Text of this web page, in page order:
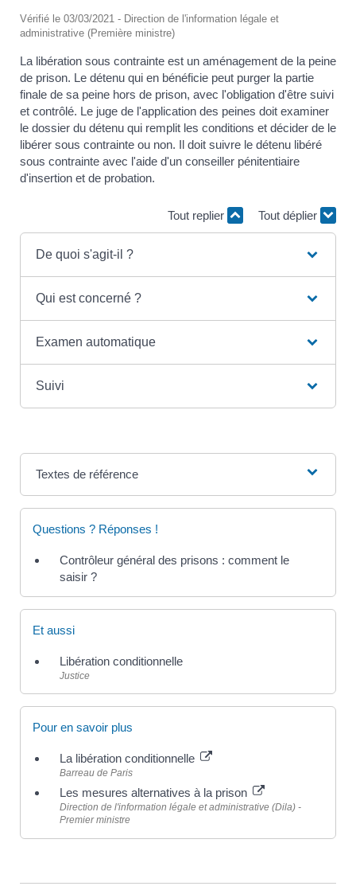
Vérifié le 03/03/2021 - Direction de l'information légale et
administrative (Première ministre)
La libération sous contrainte est un aménagement de la peine
de prison. Le détenu qui en bénéficie peut purger la partie
finale de sa peine hors de prison, avec l'obligation d'être suivi
et contrôlé. Le juge de l'application des peines doit examiner
le dossier du détenu qui remplit les conditions et décider de le
libérer sous contrainte ou non. Il doit suivre le détenu libéré
sous contrainte avec l'aide d'un conseiller pénitentiaire
d'insertion et de probation.
Tout replier Tout déplier
De quoi s'agit-il ?
Qui est concerné ?
Examen automatique
Suivi
Textes de référence
Questions ? Réponses !
Contrôleur général des prisons : comment le
saisir ?
Et aussi
Libération conditionnelle
Justice
Pour en savoir plus
La libération conditionnelle
Barreau de Paris
Les mesures alternatives à la prison
Direction de l'information légale et administrative (Dila) -
Premier ministre